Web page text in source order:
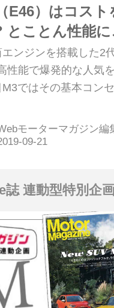
E46）はコスト
とことん性能に
いた
エンジンを搭載した2
性能で爆発的な人気を
M3ではその基本コン
でファンを驚かせるこ
モーターマガジン編
連動型特別企